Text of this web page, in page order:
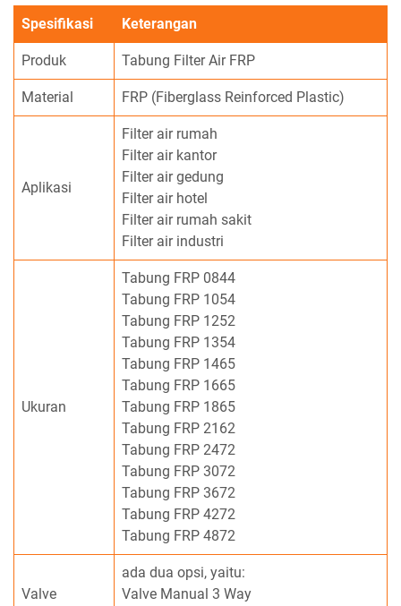
Spesifikasi Keterangan
Produk Tabung Filter Air FRP
Material FRP (Fiberglass Reinforced Plastic)
Aplikasi
Filter air rumah
Filter air kantor
Filter air gedung
Filter air hotel
Filter air rumah sakit
Filter air industri
Ukuran
Tabung FRP 0844
Tabung FRP 1054
Tabung FRP 1252
Tabung FRP 1354
Tabung FRP 1465
Tabung FRP 1665
Tabung FRP 1865
Tabung FRP 2162
Tabung FRP 2472
Tabung FRP 3072
Tabung FRP 3672
Tabung FRP 4272
Tabung FRP 4872
Valve
ada dua opsi, yaitu:
Valve Manual 3 Way